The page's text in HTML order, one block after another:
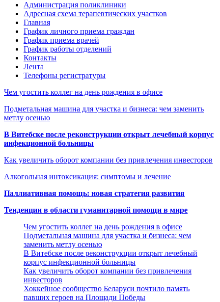
Администрация поликлиники
Адресная схема терапевтических участков
Главная
График личного приема граждан
График приема врачей
График работы отделений
Контакты
Лента
Телефоны регистратуры
Чем угостить коллег на день рождения в офисе
Подметальная машина для участка и бизнеса: чем заменить
метлу осенью
В Витебске после реконструкции открыт лечебный корпус
инфекционной больницы
Как увеличить оборот компании без привлечения инвесторов
Алкогольная интоксикация: симптомы и лечение
Паллиативная помощь: новая стратегия развития
Тенденции в области гуманитарной помощи в мире
Чем угостить коллег на день рождения в офисе
Подметальная машина для участка и бизнеса: чем
заменить метлу осенью
В Витебске после реконструкции открыт лечебный
корпус инфекционной больницы
Как увеличить оборот компании без привлечения
инвесторов
Хоккейное сообщество Беларуси почтило память
павших героев на Площади Победы